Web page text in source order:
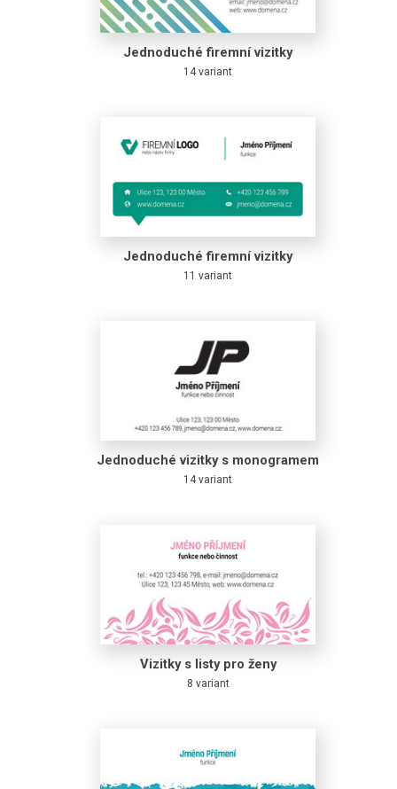
Jednoduché firemní vizitky
14 variant
Jednoduché firemní vizitky
11 variant
Jednoduché vizitky s monogramem
14 variant
Vizitky s listy pro ženy
8 variant